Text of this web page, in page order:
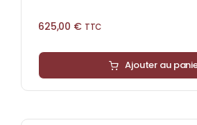
625,00 € TTC
Ajouter au